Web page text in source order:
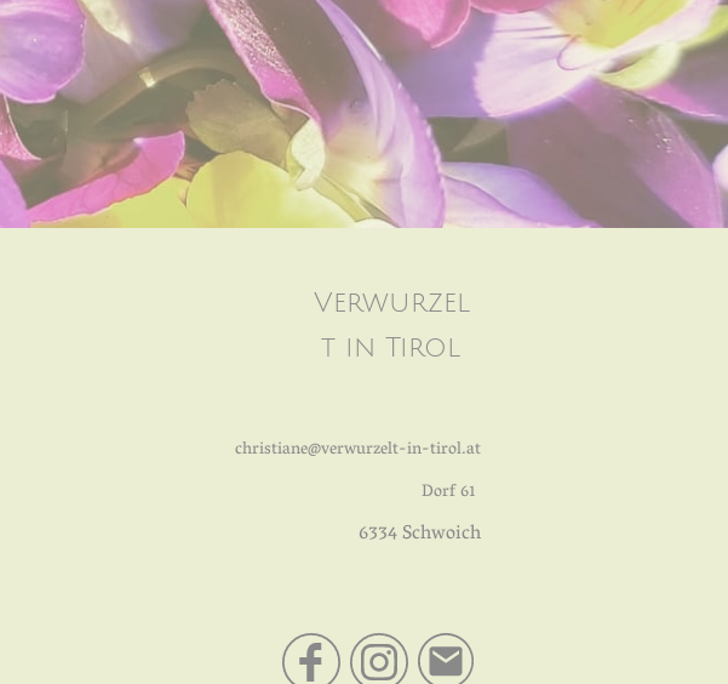
Verwurzel
t in Tirol
christiane@verwurzelt-in-tirol.at
Dorf 61
6334 Schwoich